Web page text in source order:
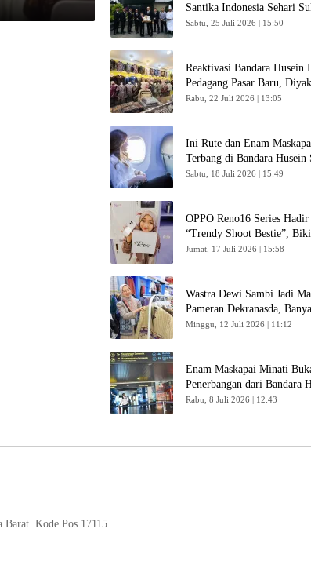
Santika Indonesia Sehari
Sabtu, 25 Juli 2026 | 15:50
Reaktivasi Bandara Husein
Pedagang Pasar Baru,
Bangkitkan Kembali
Rabu, 22 Juli 2026 | 13:05
Ini Rute dan Enam
Terbang di Bandara Husein
Sabtu, 18 Juli 2026 | 15:49
OPPO Reno16 Series Hadir
“Trendy Shoot Bestie”,
Kreator Makin Betah
Jumat, 17 Juli 2026 | 15:58
Wastra Dewi Sambi Jadi
Pameran Dekranasda,
Pengunjung
Minggu, 12 Juli 2026 | 11:12
Enam Maskapai Minati
Penerbangan dari Bandara
Sastranegara
Rabu, 8 Juli 2026 | 12:43
Kode Pos 17115